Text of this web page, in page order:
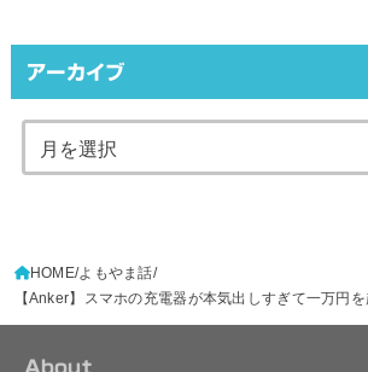
アーカイブ
HOME よもやま話
【Anker】スマホの充電器が本気出しすぎて一万円
About